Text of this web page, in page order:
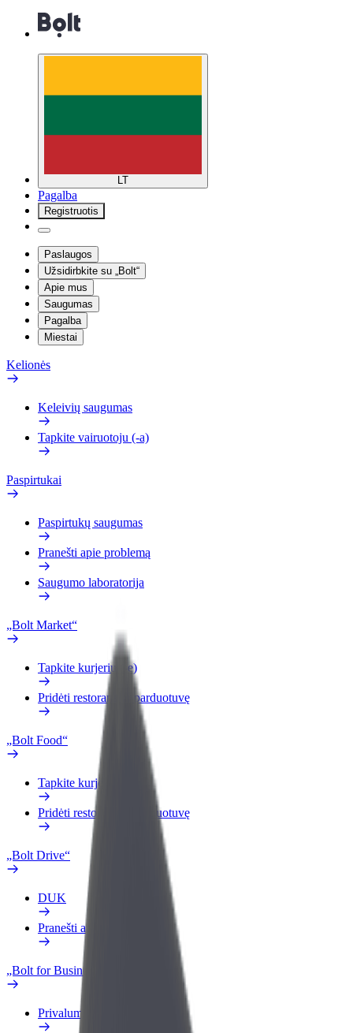
LT
Pagalba
Registruotis
Paslaugos
Užsidirbkite su „Bolt“
Apie mus
Saugumas
Pagalba
Miestai
Kelionės
Keleivių saugumas
Tapkite vairuotoju (-a)
Paspirtukai
Paspirtukų saugumas
Pranešti apie problemą
Saugumo laboratorija
„Bolt Market“
Tapkite kurjeriu (-e)
Pridėti restoraną ar parduotuvę
„Bolt Food“
Tapkite kurjeriu (-e)
Pridėti restoraną ar parduotuvę
„Bolt Drive“
DUK
Pranešti apie automobilį
„Bolt for Business“
Privalumai